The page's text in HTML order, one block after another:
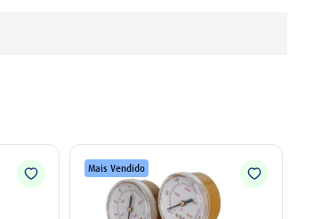
Mais Vendido